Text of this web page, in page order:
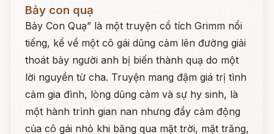
Bảy con quạ
Bảy Con Quạ” là một truyện cổ tích Grimm nổi
tiếng, kể về một cô gái dũng cảm lên đường giải
thoát bảy người anh bị biến thành quạ do một
lời nguyền từ cha. Truyện mang đậm giá trị tình
cảm gia đình, lòng dũng cảm và sự hy sinh, là
một hành trình gian nan nhưng đầy cảm động
của cô gái nhỏ khi băng qua mặt trời, mặt trăng,